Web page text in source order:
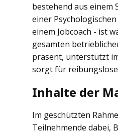
bestehend aus einem
einer
einem Jobcoach - ist
gesamten
präsent, unterstützt
sorgt für
Inhalte der
Im geschützten
Teilnehmende dabei,